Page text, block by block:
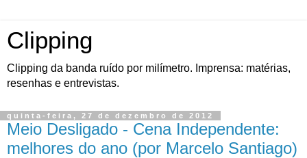
Clipping
Clipping da banda ruído por milímetro. Imprensa: matérias,
resenhas e entrevistas.
quinta-feira, 27 de dezembro de 2012
Meio Desligado - Cena Independente:
melhores do ano (por Marcelo Santiago)